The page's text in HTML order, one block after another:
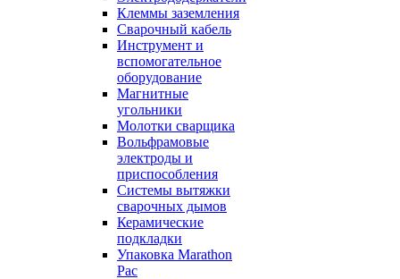
Клеммы заземления
Сварочный кабель
Инструмент и
вспомогательное
оборудование
Магнитные
угольники
Молотки сварщика
Вольфрамовые
электроды и
приспособления
Системы вытяжки
сварочных дымов
Керамические
подкладки
Упаковка Marathon
Pac